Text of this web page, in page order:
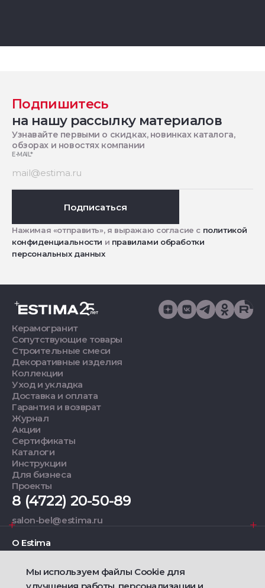
Подпишитесь
на нашу рассылку материалов
Узнавайте первыми о скидках, новинках каталога,
обзорах и новостях компании
E-MAIL*
Подписаться
Нажимая «отправить», я выражаю согласие с политикой
конфиденциальности и правилами обработки
персональных данных
Керамогранит
Сопутствующие товары
Строительные смеси
Декоративные изделия
Коллекции
Уход и укладка
Доставка и оплата
Гарантия и возврат
Журнал
Акции
Сертификаты
Каталоги
Инструкции
Для бизнеса
Проекты
8 (4722) 20-50-89
salon-bel@estima.ru
О Estima
Дизайнерам
Мы используем файлы Cookie для